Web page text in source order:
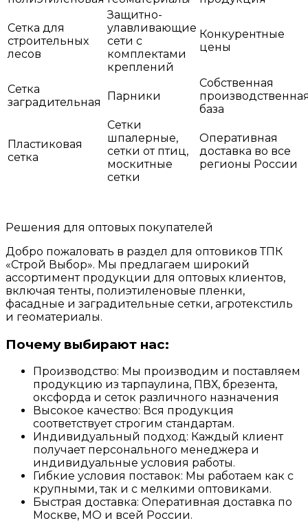
Сетка для
строительных
лесов
Защитно-
улавливающие
сети с
комплектами
креплений
Конкурентные
цены
Сетка
заградительная
Парники
Собственная
база
Пластиковая
сетка
Сетки
шпалерные,
сетки от птиц,
москитные
сетки
Оперативная
доставка во все
регионы России
Решения для оптовых покупателей
Добро пожаловать в раздел для оптовиков ТПК
«Строй Выбор». Мы предлагаем широкий
ассортимент продукции для оптовых клиентов,
включая тенты, полиэтиленовые пленки,
фасадные и заградительные сетки, агротекстиль
и геоматериалы.
Почему выбирают нас:
Производство: Мы производим и поставляем
продукцию из тарпаулина, ПВХ, брезента,
оксфорда и сеток различного назначения
Высокое качество: Вся продукция
соответствует строгим стандартам.
Индивидуальный подход: Каждый клиент
получает персонального менеджера и
индивидуальные условия работы.
Гибкие условия поставок: Мы работаем как с
крупными, так и с мелкими оптовиками.
Быстрая доставка: Оперативная доставка по
Москве, МО и всей России.